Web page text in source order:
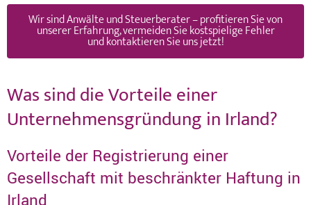
Wir sind Anwälte und Steuerberater – profitieren Sie von
unserer Erfahrung, vermeiden Sie kostspielige Fehler
und kontaktieren Sie uns jetzt!
Was sind die Vorteile einer
Unternehmensgründung in Irland?
Vorteile der Registrierung einer
Gesellschaft mit beschränkter Haftung in